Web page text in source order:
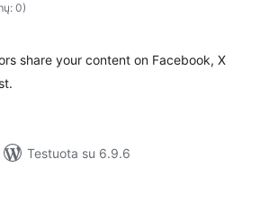
0)
share your content on Facebook, X
Testuota su 6.9.6